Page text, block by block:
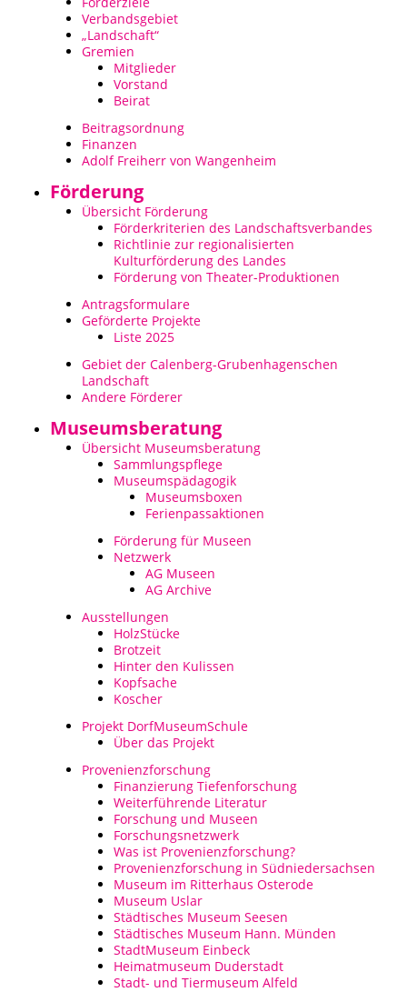
Verbandsgebiet
„Landschaft“
Gremien
Mitglieder
Vorstand
Beirat
Beitragsordnung
Finanzen
Adolf Freiherr von Wangenheim
Förderung
Übersicht Förderung
Förderkriterien des Landschaftsverbandes
Richtlinie zur regionalisierten
Kulturförderung des Landes
Förderung von Theater-Produktionen
Antragsformulare
Geförderte Projekte
Liste 2025
Gebiet der Calenberg-Grubenhagenschen
Landschaft
Andere Förderer
Museumsberatung
Übersicht Museumsberatung
Sammlungspflege
Museumspädagogik
Museumsboxen
Ferienpassaktionen
Förderung für Museen
Netzwerk
AG Museen
AG Archive
Ausstellungen
HolzStücke
Brotzeit
Hinter den Kulissen
Kopfsache
Koscher
Projekt DorfMuseumSchule
Über das Projekt
Provenienzforschung
Finanzierung Tiefenforschung
Weiterführende Literatur
Forschung und Museen
Forschungsnetzwerk
Was ist Provenienzforschung?
Provenienzforschung in Südniedersachsen
Museum im Ritterhaus Osterode
Museum Uslar
Städtisches Museum Seesen
Städtisches Museum Hann. Münden
StadtMuseum Einbeck
Heimatmuseum Duderstadt
Stadt- und Tiermuseum Alfeld
Städtisches Museum Seesen
Städtisches Museum Hann. Münden
Heimatmuseum Duderstadt
Stadt- und Tiermuseum Alfeld
Heimatmuseum Northeim
Heimatmuseum Moringen
Stadtmuseum Bad Gandersheim
Museum Goslar
Porzellanmuseum Schloss Fürstenberg